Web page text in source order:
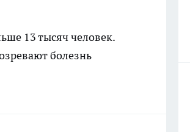
13 тысяч человек.
болезнь